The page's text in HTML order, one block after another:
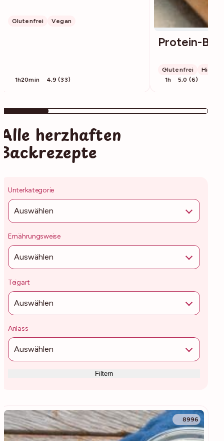
Glutenfrei Vegan
1h20min 4,9 (33)
Protein-
Glutenfrei
High
1h
5,0 (6)
Alle herzhaften
Backrezepte
Unterkategorie
Auswählen
Ernährungsweise
Auswählen
Teigart
Auswählen
Anlass
Auswählen
Filtern
8996